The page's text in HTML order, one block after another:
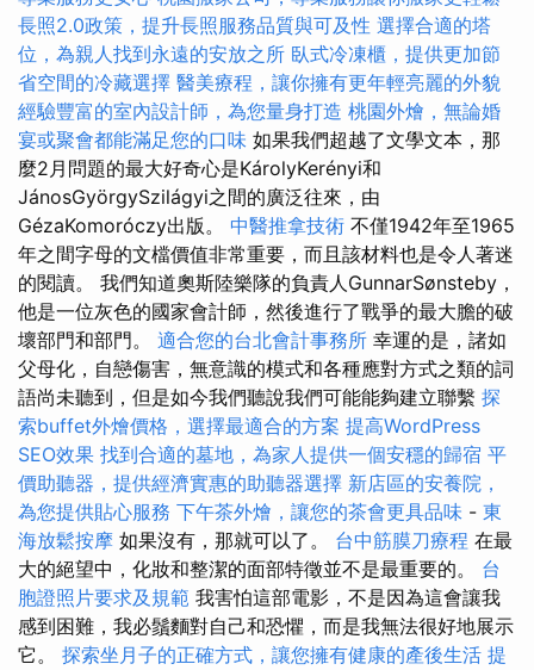
長照2.0政策，提升長照服務品質與可及性 選擇合適的塔
位，為親人找到永遠的安放之所 臥式冷凍櫃，提供更加節
省空間的冷藏選擇 醫美療程，讓你擁有更年輕亮麗的外貌
經驗豐富的室內設計師，為您量身打造 桃園外燴，無論婚
宴或聚會都能滿足您的口味 如果我們超越了文學文本，那
麼2月問題的最大好奇心是KárolyKerényi和
JánosGyörgySzilágyi之間的廣泛往來，由
GézaKomoróczy出版。 中醫推拿技術 不僅1942年至1965
年之間字母的文檔價值非常重要，而且該材料也是令人著迷
的閱讀。 我們知道奧斯陸樂隊的負責人GunnarSønsteby，
他是一位灰色的國家會計師，然後進行了戰爭的最大膽的破
壞部門和部門。 適合您的台北會計事務所 幸運的是，諸如
父母化，自戀傷害，無意識的模式和各種應對方式之類的詞
語尚未聽到，但是如今我們聽說我們可能能夠建立聯繫 探
索buffet外燴價格，選擇最適合的方案 提高WordPress
SEO效果 找到合適的墓地，為家人提供一個安穩的歸宿 平
價助聽器，提供經濟實惠的助聽器選擇 新店區的安養院，
為您提供貼心服務 下午茶外燴，讓您的茶會更具品味 - 東
海放鬆按摩 如果沒有，那就可以了。 台中筋膜刀療程 在最
大的絕望中，化妝和整潔的面部特徵並不是最重要的。 台
胞證照片要求及規範 我害怕這部電影，不是因為這會讓我
感到困難，我必鬚麵對自己和恐懼，而是我無法很好地展示
它。 探索坐月子的正確方式，讓您擁有健康的產後生活 提